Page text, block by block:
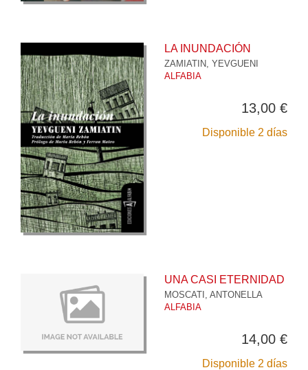
LA INUNDACIÓN
ZAMIATIN, YEVGUENI
ALFABIA
13,00 €
Disponible 2 días
UNA CASI ETERNIDAD
MOSCATI, ANTONELLA
ALFABIA
14,00 €
Disponible 2 días